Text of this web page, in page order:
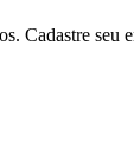
Cadastre seu